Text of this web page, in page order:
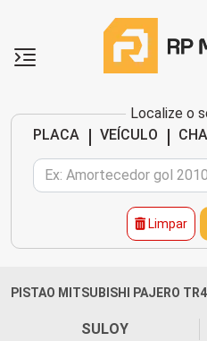
Localize o
PLACA
| VEÍCULO |
Limpar
PISTAO MITSUBISHI PAJERO
SULOY